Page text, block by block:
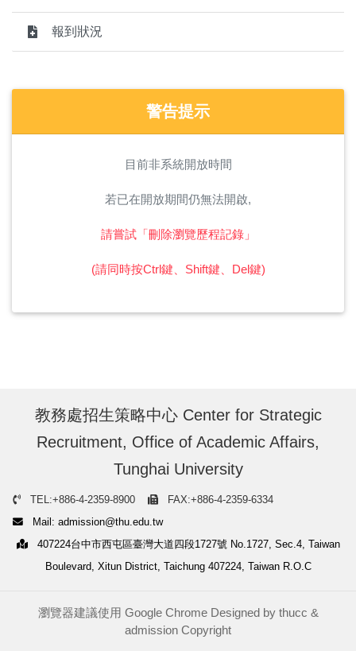
報到狀況
警告提示
目前非系統開放時間
若已在開放期間仍無法開啟,
請嘗試「刪除瀏覽歷程記錄」
(請同時按Ctrl鍵、Shift鍵、Del鍵)
教務處招生策略中心 Center for Strategic
Recruitment, Office of Academic Affairs,
Tunghai University
TEL:+886-4-2359-8900
FAX:+886-4-2359-6334
Mail: admission@thu.edu.tw
407224台中市西屯區臺灣大道四段1727號 No.1727, Sec.4, Taiwan
Boulevard, Xitun District, Taichung 407224, Taiwan R.O.C
瀏覽器建議使用 Google Chrome Designed by thucc &
admission Copyright